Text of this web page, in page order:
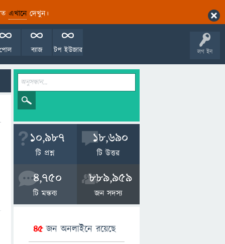
এখানেদেখুন।
লগ ইন
টপ ইউজার
ব্যাজ
পোল
10,987
টি প্রশ্ন
18,690
টি উত্তর
4,750
টি মন্তব্য
889,959
জন সদস্য
45জন অনলাইনে রয়েছে